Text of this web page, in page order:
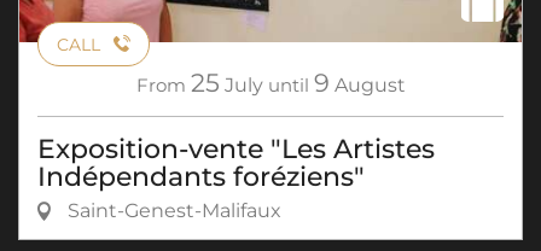
CALL
From 25 July until 9 August
Exposition-vente "Les Artistes
Indépendants foréziens"
Saint-Genest-Malifaux